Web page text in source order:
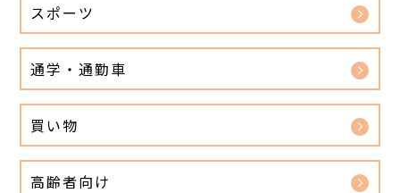
スポーツ
通学・通勤車
買い物
高齢者向け